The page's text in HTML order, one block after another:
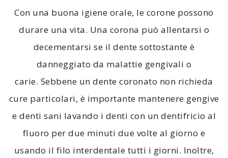
Con una buona igiene orale, le corone possono
durare una vita. Una corona può allentarsi o
decementarsi se il dente sottostante è
danneggiato da malattie gengivali o
carie. Sebbene un dente coronato non richieda
cure particolari, è importante mantenere gengive
e denti sani lavando i denti con un dentifricio al
fluoro per due minuti due volte al giorno e
usando il filo interdentale tutti i giorni. Inoltre,